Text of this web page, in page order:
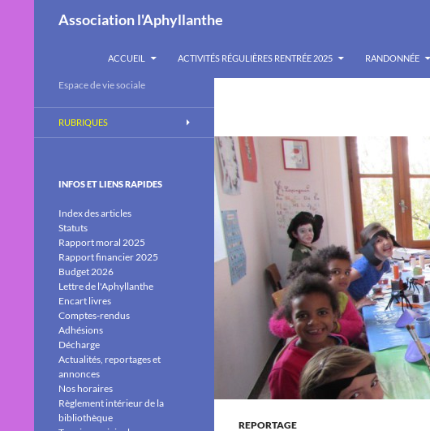
Association l'Aphyllanthe
ACCUEIL
ACTIVITÉS RÉGULIÈRES RENTRÉE 2025 RANDONNÉE
REPORTAGE
Espace de vie sociale
RUBRIQUES
INFOS ET LIENS RAPIDES
Index des articles
Statuts
Rapport moral 2025
Rapport financier 2025
Budget 2026
Lettre de l'Aphyllanthe
Encart livres
Comptes-rendus
Adhésions
Décharge
Actualités, reportages et
annonces
Nos horaires
Règlement intérieur de la
bibliothèque